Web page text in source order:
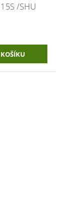
/SHU